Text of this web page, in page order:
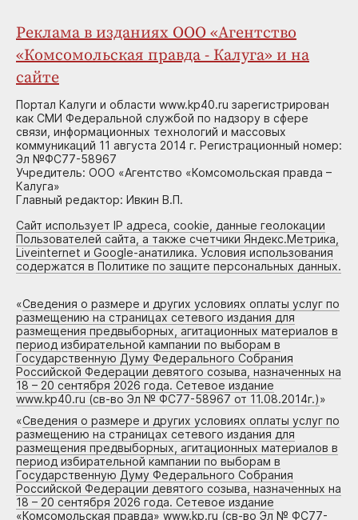
Реклама в изданиях ООО «Агентство
«Комсомольская правда - Калуга» и на
сайте
Портал Калуги и области www.kp40.ru зарегистрирован
как СМИ Федеральной службой по надзору в сфере
связи, информационных технологий и массовых
коммуникаций 11 августа 2014 г. Регистрационный номер:
Эл №ФС77-58967
Учредитель: ООО «Агентство «Комсомольская правда –
Калуга»
Главный редактор: Ивкин В.П.
Сайт использует IP адреса, cookie, данные геолокации
Пользователей сайта, а также счетчики Яндекс.Метрика,
Liveinternet и Google-анатилика. Условия использования
содержатся в Политике по защите персональных данных.
«Сведения о размере и других условиях оплаты услуг по
размещению на страницах сетевого издания для
размещения предвыборных, агитационных материалов в
период избирательной кампании по выборам в
Государственную Думу Федерального Собрания
Российской Федерации девятого созыва, назначенных на
18 – 20 сентября 2026 года. Сетевое издание
www.kp40.ru (св-во Эл № ФС77-58967 от 11.08.2014г.)»
«Сведения о размере и других условиях оплаты услуг по
размещению на страницах сетевого издания для
размещения предвыборных, агитационных материалов в
период избирательной кампании по выборам в
Государственную Думу Федерального Собрания
Российской Федерации девятого созыва, назначенных на
18 – 20 сентября 2026 года. Сетевое издание
«Комсомольская правда» www.kp.ru (св-во Эл № ФС77-